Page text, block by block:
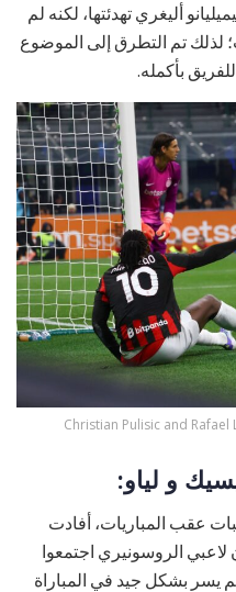
أليغري تهدئتها، لكنه لم
لذلك تم التطرق إلى الموضوع
بأكمله.
Christian Pulisic and Rafael
و لياو:
عقب المباريات، أفادت
لاعبي الروسونيري اجتمعوا
يسر بشكل جيد في المباراة